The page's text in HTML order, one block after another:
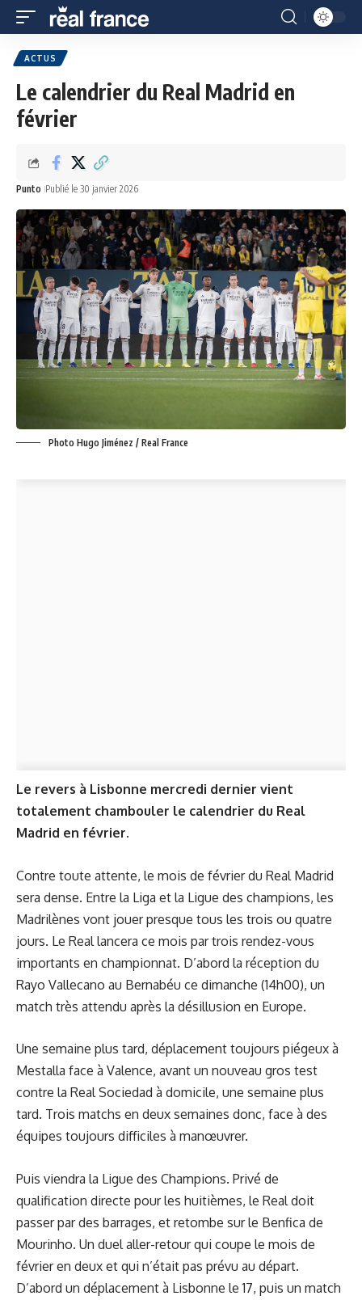
ACTUS
Le calendrier du Real Madrid en
février
Punto Publié le 30 janvier 2026
Photo Hugo Jiménez / Real France
Le revers à Lisbonne mercredi dernier vient
totalement chambouler le calendrier du Real
Madrid en février.
Contre toute attente, le mois de février du Real Madrid
sera dense. Entre la Liga et la Ligue des champions, les
Madrilènes vont jouer presque tous les trois ou quatre
jours. Le Real lancera ce mois par trois rendez-vous
importants en championnat. D’abord la réception du
Rayo Vallecano au Bernabéu ce dimanche (14h00), un
match très attendu après la désillusion en Europe.
Une semaine plus tard, déplacement toujours piégeux à
Mestalla face à Valence, avant un nouveau gros test
contre la Real Sociedad à domicile, une semaine plus
tard. Trois matchs en deux semaines donc, face à des
équipes toujours difficiles à manœuvrer.
Puis viendra la Ligue des Champions. Privé de
qualification directe pour les huitièmes, le Real doit
passer par des barrages, et retombe sur le Benfica de
Mourinho. Un duel aller-retour qui coupe le mois de
février en deux et qui n’était pas prévu au départ.
D’abord un déplacement à Lisbonne le 17, puis un match